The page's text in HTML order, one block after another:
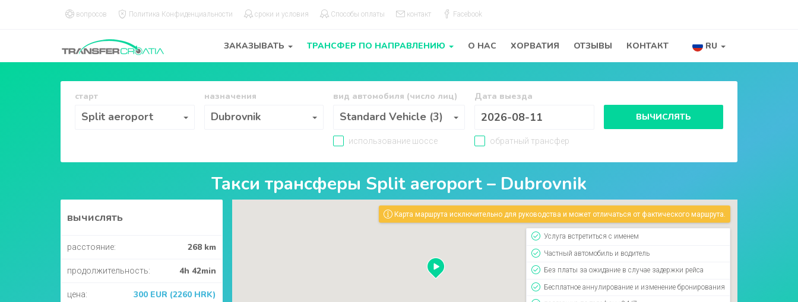
вопросов Политика Конфиденциальности сроки и условия Способы оплаты контакт Facebook
RU
ЗАКАЗЫВАТЬ ТРАНСФЕР ПО НАПРАВЛЕНИЮ О НАС ХОРВАТИЯ ОТЗЫВЫ КОНТАКТ
старт
Split aeroport
старт
назначения
Dubrovnik
назначения
вид автомобиля (число лиц)
Standard Vehicle (3)
вид автомобиля (число лиц)
использование шоссе
Дата выезда
обратный трансфер
ВЫЧИСЛЯТЬ
Такси трансферы Split aeroport– Dubrovnik
вычислять
расстояние: 268 km
продолжительность: 4h 42min
цена: 300 EUR (2260 HRK)
Карта маршрута исключительно для руководства и может отличаться от фактического маршрута.
Услуга встретиться с именем
Частный автомобиль и водитель
Без платы за ожидание в случае задержки рейса
Бесплатное аннулирование и изменение бронирования